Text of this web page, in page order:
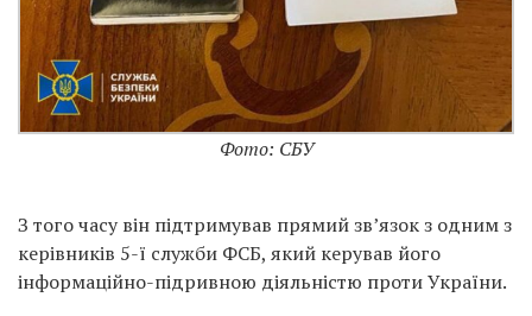
Фото: СБУ
З того часу він підтримував прямий зв’язок з одним з
керівників 5-ї служби ФСБ, який керував його
інформаційно-підривною діяльністю проти України.